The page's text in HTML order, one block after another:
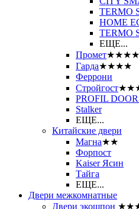
TERMO
HOME
ТЕRМО
ЕЩЕ...
Промет★★★★
Гарда★★★★
Феррони
Стройгост
PROFIL
Stalker
ЕЩЕ...
Китайские двери
Магна★★
Форпост
Kaiser Ясин
Тайга
ЕЩЕ...
Двери межкомнатные
Двери экошпон